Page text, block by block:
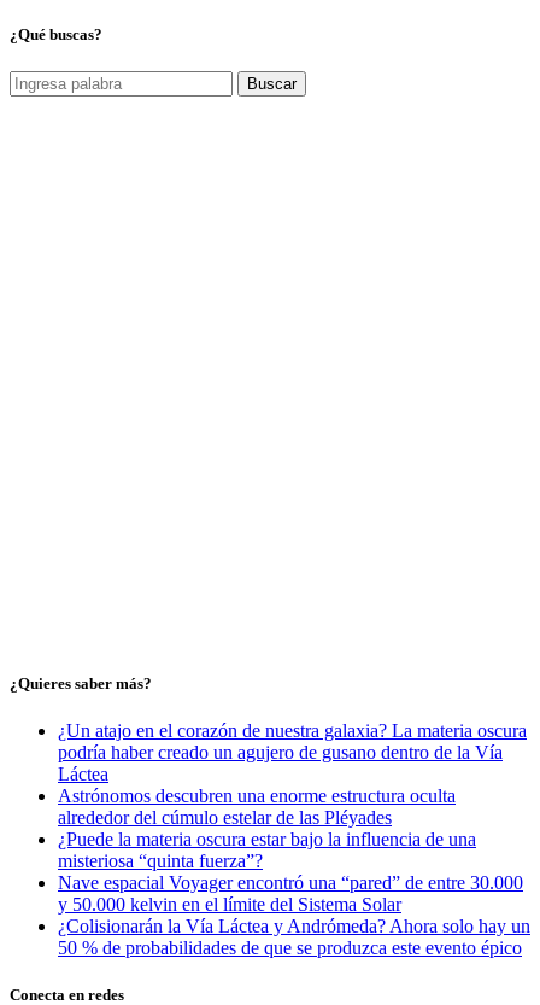
¿Qué buscas?
Buscar
¿Quieres saber más?
¿Un atajo en el corazón de nuestra galaxia? La materia oscura
podría haber creado un agujero de gusano dentro de la Vía
Láctea
Astrónomos descubren una enorme estructura oculta
alrededor del cúmulo estelar de las Pléyades
¿Puede la materia oscura estar bajo la influencia de una
misteriosa “quinta fuerza”?
Nave espacial Voyager encontró una “pared” de entre 30.000
y 50.000 kelvin en el límite del Sistema Solar
¿Colisionarán la Vía Láctea y Andrómeda? Ahora solo hay un
50 % de probabilidades de que se produzca este evento épico
Conecta en redes